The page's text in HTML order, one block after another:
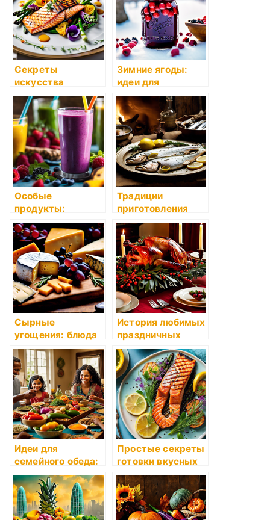
Секреты
искусства
украшения блюд:
простые приемы и
идеи
Зимние ягоды:
идеи для
приготовления
варенья, компотов
и десертов
Особые
продукты:
полезные
свойства и
специальные
рецепты
Традиции
приготовления
рыбных блюд:
жареная форель и
селедка под
шубой
Сырные
угощения: блюда
с использованием
сезонных сортов
сыра
История любимых
праздничных
блюд
Идеи для
семейного обеда:
приемы
приготовления
пищи для всей
семьи
Простые секреты
готовки вкусных
обедов на каждый
день